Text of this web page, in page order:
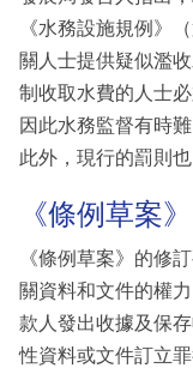
《水務設施規例》
關人士提供疑似濫
制收取水費的人士
因此水務監督有時
此外，現行的罰則
《條例草案
《條例草案》的修
關資料和文件的權
款人發出收據及保
性資料或文件訂立